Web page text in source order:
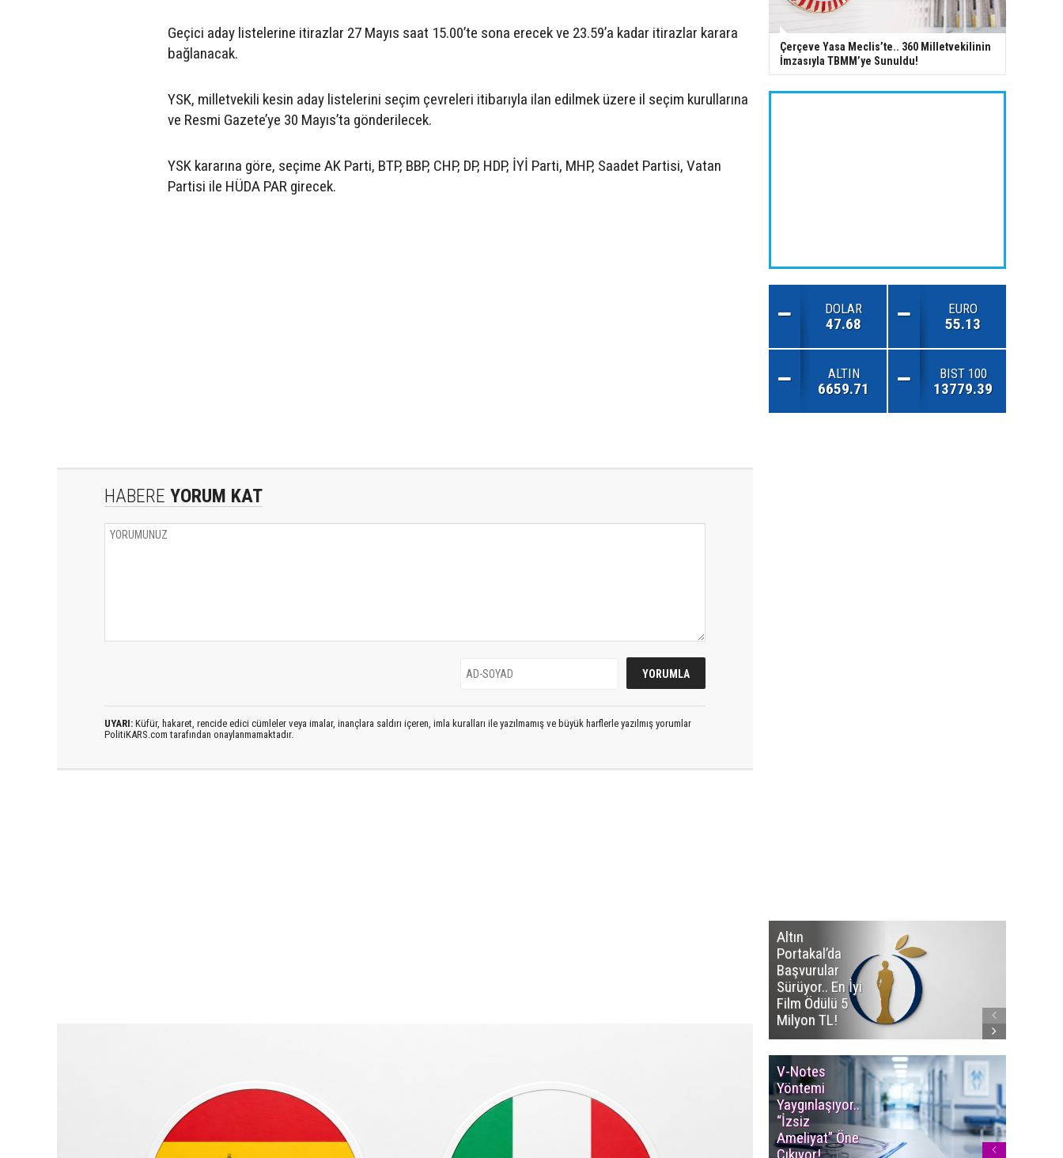
Geçici aday listelerine itirazlar 27 Mayıs saat 15.00’te sona erecek ve 23.59’a kadar itirazlar karara
bağlanacak.
YSK, milletvekili kesin aday listelerini seçim çevreleri itibarıyla ilan edilmek üzere il seçim kurullarına
ve Resmi Gazete’ye 30 Mayıs’ta gönderilecek.
YSK kararına göre, seçime AK Parti, BTP, BBP, CHP, DP, HDP, İYİ Parti, MHP, Saadet Partisi, Vatan
Partisi ile HÜDA PAR girecek.
HABERE YORUM KAT
UYARI: Küfür, hakaret, rencide edici cümleler veya imalar, inançlara saldırı içeren, imla kuralları ile yazılmamış ve büyük harflerle yazılmış yorumlar
PolitiKARS.com tarafından onaylanmamaktadır.
Çerçeve Yasa Meclis’te.. 360 Milletvekilinin
İmzasıyla TBMM’ye Sunuldu!
DOLAR
47.68
EURO
55.13
ALTIN
6659.71
BIST 100
13779.39
Altın
Portakal’da
Başvurular
Sürüyor.. En İyi
Film Ödülü 5
Milyon TL!
V-Notes
Yöntemi
Yaygınlaşıyor..
“İzsiz
Ameliyat” Öne